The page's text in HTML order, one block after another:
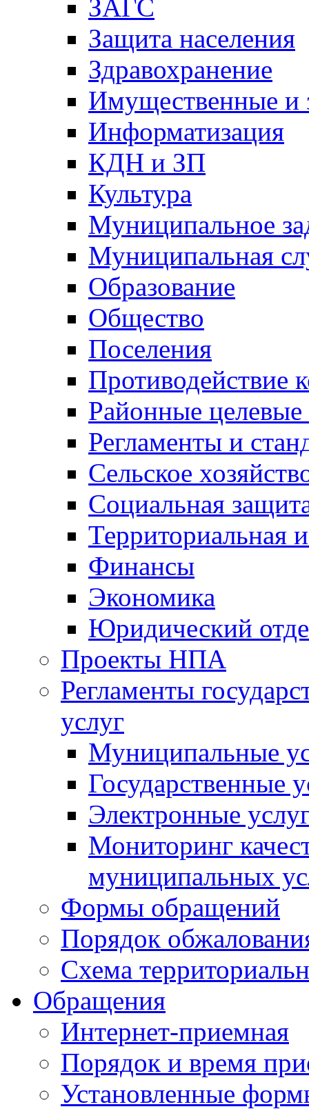
ЗАГС
Защита населения
Здравохранение
Имущественные и
Информатизация
КДН и ЗП
Культура
Муниципальное
Муниципальная
Образование
Общество
Поселения
Противодействие
Районные
Регламенты и
Сельское
Социальная
Территориальная
Финансы
Экономика
Юридический
Проекты НПА
Регламенты
услуг
Муниципальные
Государственные
Электронные
Мониторинг
муниципальных
Формы обращений
Порядок
Схема
Обращения
Интернет-приемная
Порядок и время
Установленные